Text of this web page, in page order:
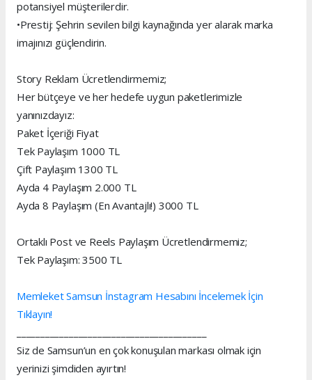
potansiyel müşterilerdir.
•Prestij: Şehrin sevilen bilgi kaynağında yer alarak marka
imajınızı güçlendirin.
Story Reklam Ücretlendirmemiz;
Her bütçeye ve her hedefe uygun paketlerimizle
yanınızdayız:
Paket İçeriği Fiyat
Tek Paylaşım 1000 TL
Çift Paylaşım 1300 TL
Ayda 4 Paylaşım 2.000 TL
Ayda 8 Paylaşım (En Avantajlı!) 3000 TL
Ortaklı Post ve Reels Paylaşım Ücretlendirmemiz;
Tek Paylaşım: 3500 TL
Memleket Samsun İnstagram Hesabını İncelemek İçin
Tıklayın!
Siz de Samsun’un en çok konuşulan markası olmak için
yerinizi şimdiden ayırtın!